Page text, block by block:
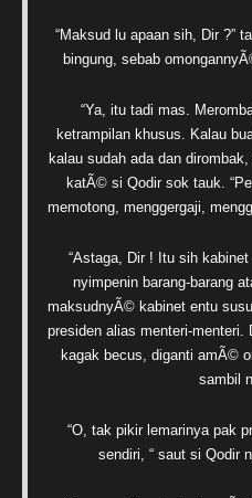
“Maksud lu apaan sih, Dir ?”
bingung, sebab
“Ya, itu tadi mas.
ketrampilan khusus. Kalau
kalau sudah ada dan
katÃ© si Qodir sok tauk.
memotong, menggergaji,
“Astaga, Dir ! Itu sih
nyimpenin barang-barang
maksudnyÃ© kabinet entu
presiden alias menteri-
kagak becus, diganti amÃ©
sambil
“O, tak pikir lemarinya pak
sendiri, “ saut si Qodir